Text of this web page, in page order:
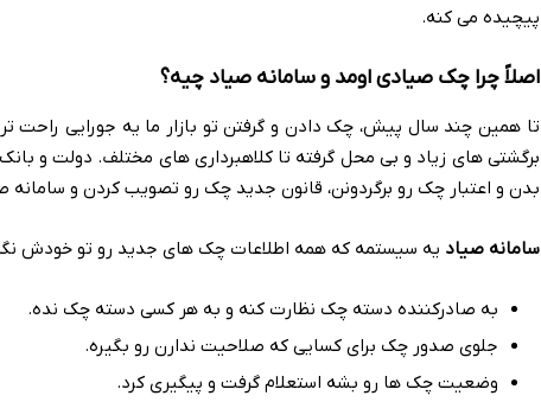
پیچیده می کنه.
اصلاً چرا چک صیادی اومد و سامانه صیاد چیه؟
تا همین چند سال پیش، چک دادن و گرفتن تو بازار ما یه جورایی راحت
برگشتی های زیاد و بی محل گرفته تا کلاهبرداری های مختلف. دولت و
بدن و اعتبار چک رو برگردونن، قانون جدید چک رو تصویب کردن و سامانه
سامانه صیاد یه سیستمه که همه اطلاعات چک های جدید رو تو خودش
به صادرکننده دسته چک نظارت کنه و به هر کسی دسته چک نده.
جلوی صدور چک برای کسایی که صلاحیت ندارن رو بگیره.
وضعیت چک ها رو بشه استعلام گرفت و پیگیری کرد.